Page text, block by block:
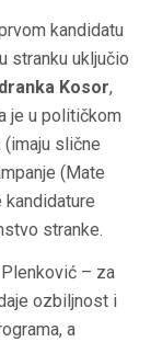
kandidatu
stranku uključio
Kosor,
je u političkom
(imaju slične
(Mate
kandidature
stranke.
– za
ozbiljnost i
a